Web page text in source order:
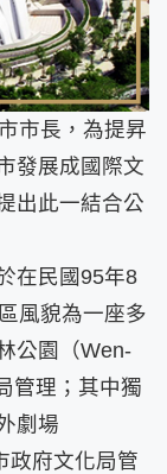
市長，為提昇
發展成國際文
出此一結合公
在民國95年8
風貌為一座多
公園（Wen-
管理；其中獨
劇場
政府文化局管